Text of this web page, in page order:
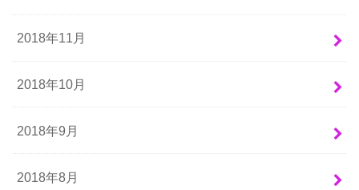
2018年11月
2018年10月
2018年9月
2018年8月